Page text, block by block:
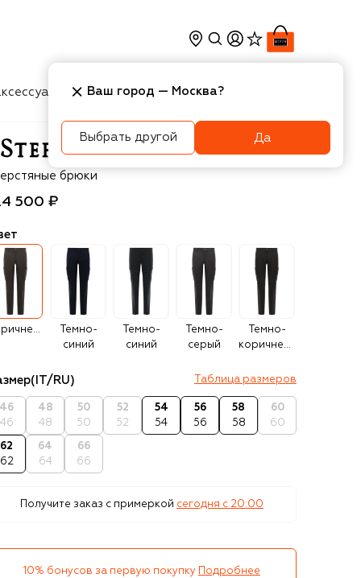
Косметика Интерьер
Ricciбрюки
500 ₽
Коричневый
Темно-
синий
Темно-
синий
Темно-
серый
Темно-
коричневый
(IT/RU) Таблица размеров
46
46
48
48
50
50
52
52
54
54
56
56
58
58
60
60
62
62
64
64
66
66
Получите заказ с примеркой сегодня c 20:00
10% бонусов за первую покупку Подробнее
Ваш город — Москва?
Выбрать другой Да